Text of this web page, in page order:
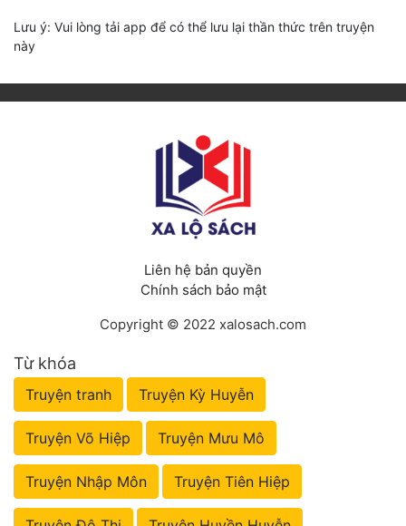
Lưu ý: Vui lòng tải app để có thể lưu lại thần thức trên truyện
này
Liên hệ bản quyền
Chính sách bảo mật
Copyright © 2022 xalosach.com
Từ khóa
Truyện tranh Truyện Kỳ Huyễn
Truyện Võ Hiệp Truyện Mưu Mô
Truyện Nhập Môn Truyện Tiên Hiệp